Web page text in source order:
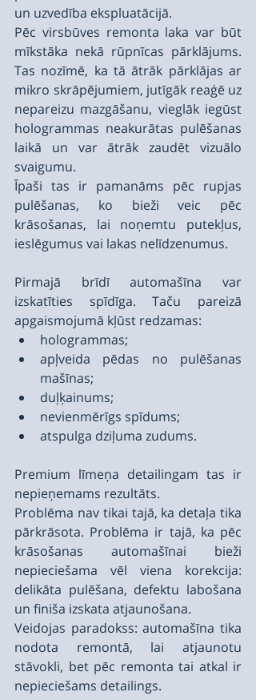
un uzvedība ekspluatācijā.
Pēc virsbūves remonta laka var būt
mīkstāka nekā rūpnīcas pārklājums.
Tas nozīmē, ka tā ātrāk pārklājas ar
mikro skrāpējumiem, jutīgāk reaģē uz
nepareizu mazgāšanu, vieglāk iegūst
hologrammas neakurātas pulēšanas
laikā un var ātrāk zaudēt vizuālo
svaigumu.
Īpaši tas ir pamanāms pēc rupjas
pulēšanas, ko bieži veic pēc
krāsošanas, lai noņemtu putekļus,
ieslēgumus vai lakas nelīdzenumus.
Pirmajā brīdī automašīna var
izskatīties spīdīga. Taču pareizā
apgaismojumā kļūst redzamas:
hologrammas;
apļveida pēdas no pulēšanas
mašīnas;
duļķainums;
nevienmērīgs spīdums;
atspulga dziļuma zudums.
Premium līmeņa detailingam tas ir
nepieņemams rezultāts.
Problēma nav tikai tajā, ka detaļa tika
pārkrāsota. Problēma ir tajā, ka pēc
krāsošanas automašīnai bieži
nepieciešama vēl viena korekcija:
delikāta pulēšana, defektu labošana
un finiša izskata atjaunošana.
Veidojas paradokss: automašīna tika
nodota remontā, lai atjaunotu
stāvokli, bet pēc remonta tai atkal ir
nepieciešams detailings.